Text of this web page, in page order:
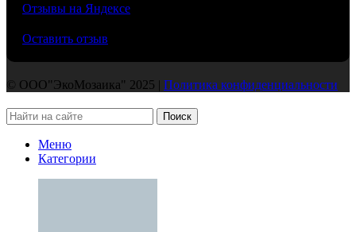
Отзывы на Яндексе
Оставить отзыв
© ООО"ЭкоМозаика" 2025 | Политика конфиденциальности
Поиск
Меню
Категории